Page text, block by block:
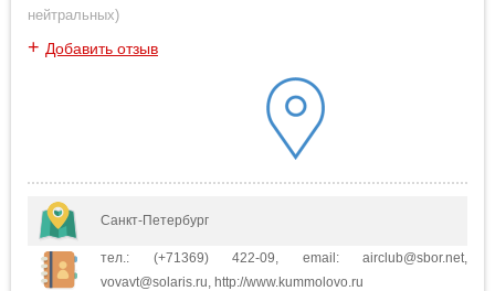
нейтральных)
+ Добавить отзыв
Санкт-Петербург
тел.: (+71369) 422-09, email: airclub@sbor.net,
vovavt@solaris.ru, http://www.kummolovo.ru